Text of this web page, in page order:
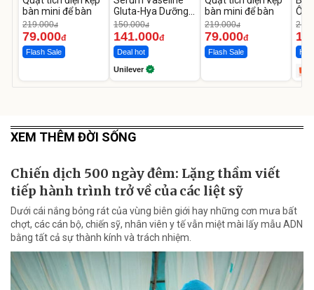
bàn mini để bàn
219.000đ
79.000đ
Flash Sale
Gluta-Hya Dưỡng
Da Sáng Mịn Sau 7
Ngày
150.000đ
141.000đ
Deal hot
Unilever
bàn mini để bàn
219.000đ
79.000đ
Flash Sale
Ô
Hot
XEM THÊM ĐỜI SỐNG
Chiến dịch 500 ngày đêm: Lặng thầm viết
tiếp hành trình trở về của các liệt sỹ
Dưới cái nắng bỏng rát của vùng biên giới hay những cơn mưa bất
chợt, các cán bộ, chiến sỹ, nhân viên y tế vẫn miệt mài lấy mẫu ADN
bằng tất cả sự thành kính và trách nhiệm.